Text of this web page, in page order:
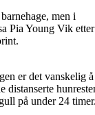
men i
Pia Young Vik etter
er det vanskelig å
distanserte
på under 24